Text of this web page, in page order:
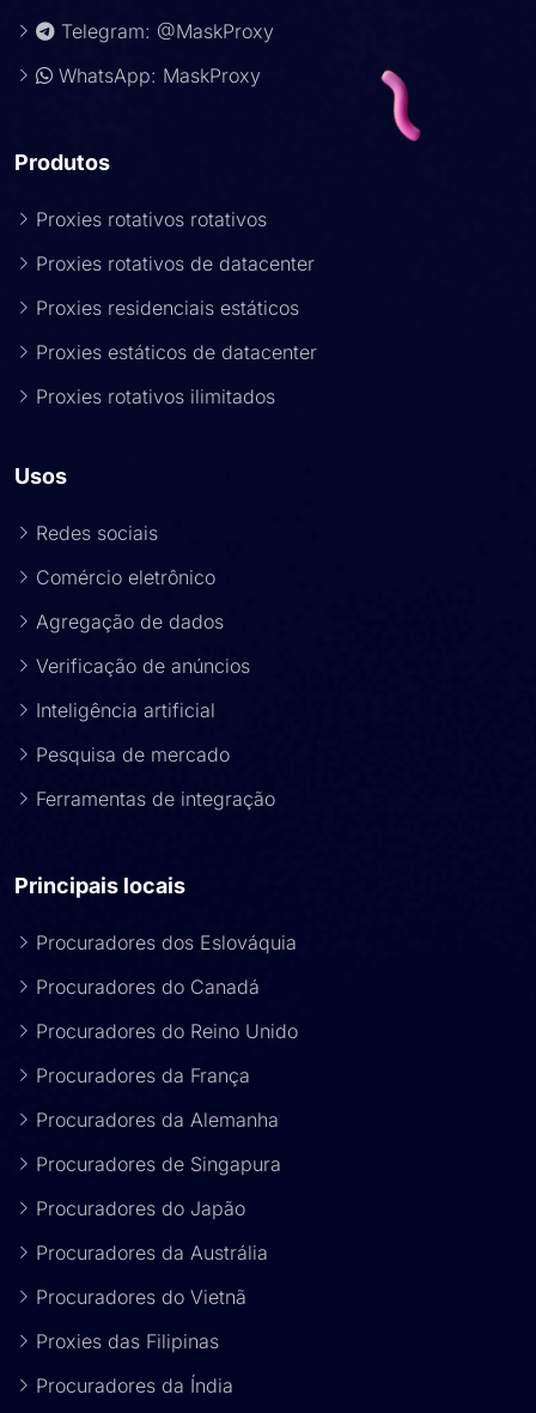
Telegram: @MaskProxy
WhatsApp: MaskProxy
Produtos
Proxies rotativos rotativos
Proxies rotativos de datacenter
Proxies residenciais estáticos
Proxies estáticos de datacenter
Proxies rotativos ilimitados
Usos
Redes sociais
Comércio eletrônico
Agregação de dados
Verificação de anúncios
Inteligência artificial
Pesquisa de mercado
Ferramentas de integração
Principais locais
Procuradores dos Eslováquia
Procuradores do Canadá
Procuradores do Reino Unido
Procuradores da França
Procuradores da Alemanha
Procuradores de Singapura
Procuradores do Japão
Procuradores da Austrália
Procuradores do Vietnã
Proxies das Filipinas
Procuradores da Índia